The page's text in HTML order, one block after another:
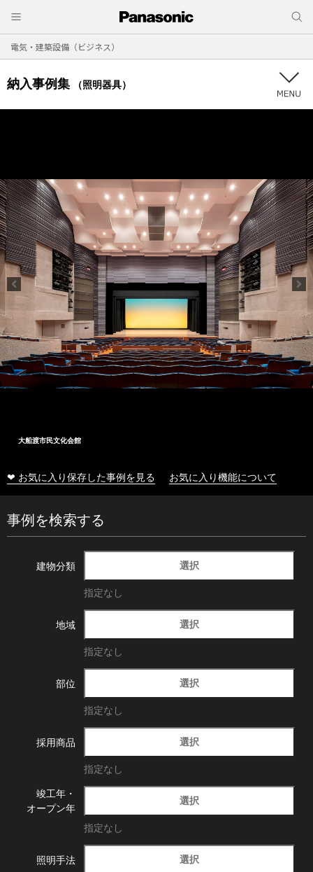
電気・建築設備（ビジネス）
納入事例集 （照明器具）
大船渡市民文化会館
❤ お気に入り保存した事例を見る お気に入り機能について
事例を検索する
建物分類 選択
指定なし
地域 選択
指定なし
部位 選択
指定なし
採用商品 選択
指定なし
竣工年・
オープン年
選択
指定なし
照明手法 選択